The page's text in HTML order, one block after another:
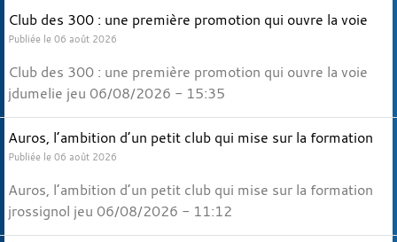
Club des 300 : une première promotion qui ouvre la voie
Publiée le 06 août 2026
Club des 300 : une première promotion qui ouvre la voie
jdumelie jeu 06/08/2026 - 15:35
Auros, l’ambition d’un petit club qui mise sur la formation
Publiée le 06 août 2026
Auros, l’ambition d’un petit club qui mise sur la formation
jrossignol jeu 06/08/2026 - 11:12